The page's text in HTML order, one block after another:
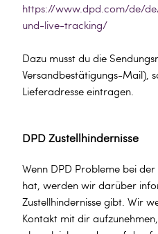
https://www.dpd.com/de/
und-live-tracking/
Dazu musst du die
Versandbestätigungs-Mail),
Lieferadresse eintragen.
DPD Zustellhindernisse
Wenn DPD Probleme bei der
hat, werden wir darüber
Zustellhindernisse gibt. Wir
Kontakt mit dir